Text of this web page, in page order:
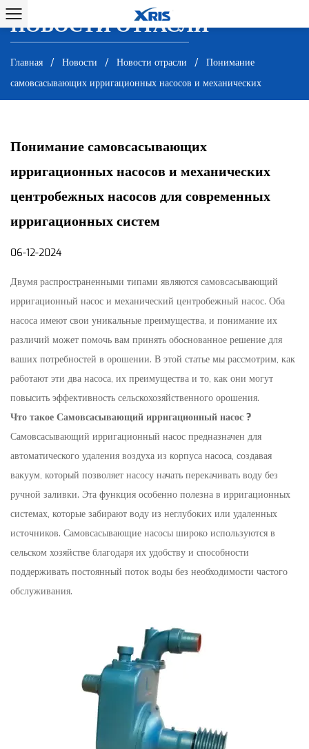
НОВОСТИ ОТРАСЛИ
Главная / Новости / Новости отрасли / Понимание
самовсасывающих ирригационных насосов и механических
центробежных насосов для современных ирригационных систем
Понимание самовсасывающих
ирригационных насосов и механических
центробежных насосов для современных
ирригационных систем
06-12-2024
Двумя распространенными типами являются самовсасывающий
ирригационный насос и механический центробежный насос. Оба
насоса имеют свои уникальные преимущества, и понимание их
различий может помочь вам принять обоснованное решение для
ваших потребностей в орошении. В этой статье мы рассмотрим, как
работают эти два насоса, их преимущества и то, как они могут
повысить эффективность сельскохозяйственного орошения.
Что такое Самовсасывающий ирригационный насос ?
Самовсасывающий ирригационный насос предназначен для
автоматического удаления воздуха из корпуса насоса, создавая
вакуум, который позволяет насосу начать перекачивать воду без
ручной заливки. Эта функция особенно полезна в ирригационных
системах, которые забирают воду из неглубоких или удаленных
источников. Самовсасывающие насосы широко используются в
сельском хозяйстве благодаря их удобству и способности
поддерживать постоянный поток воды без необходимости частого
обслуживания.